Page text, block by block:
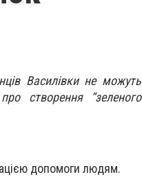
Василівки не можуть
створення “зеленого
допомоги людям.